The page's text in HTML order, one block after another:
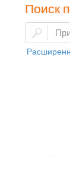
Поиск